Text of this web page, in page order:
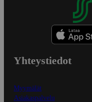
Yhteystiedot
Myymälät
Asiakaspalvelu